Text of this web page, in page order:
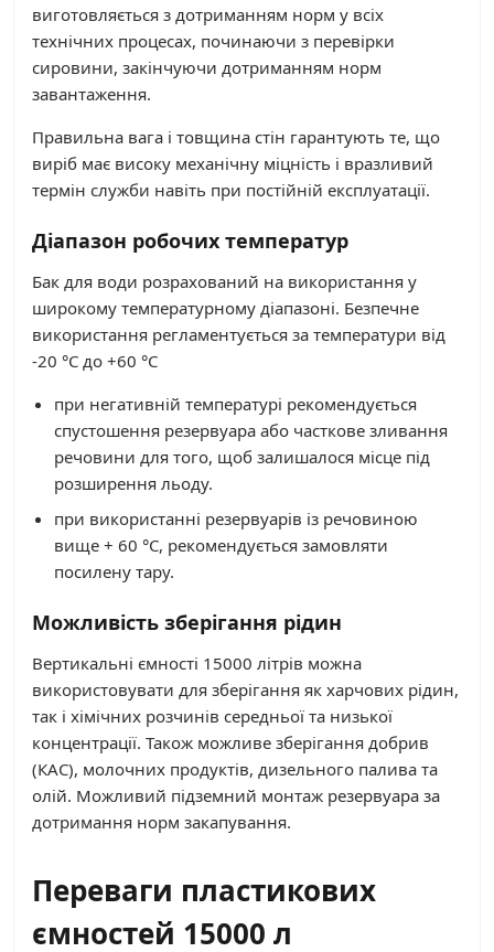
виготовляється з дотриманням норм у всіх
технічних процесах, починаючи з перевірки
сировини, закінчуючи дотриманням норм
завантаження.
Правильна вага і товщина стін гарантують те, що
виріб має високу механічну міцність і вразливий
термін служби навіть при постійній експлуатації.
Діапазон робочих температур
Бак для води розрахований на використання у
широкому температурному діапазоні. Безпечне
використання регламентується за температури від
-20 °C до +60 °C
при негативній температурі рекомендується
спустошення резервуара або часткове зливання
речовини для того, щоб залишалося місце під
розширення льоду.
при використанні резервуарів із речовиною
вище + 60 °C, рекомендується замовляти
посилену тару.
Можливість зберігання рідин
Вертикальні ємності 15000 літрів можна
використовувати для зберігання як харчових рідин,
так і хімічних розчинів середньої та низької
концентрації. Також можливе зберігання добрив
(КАС), молочних продуктів, дизельного палива та
олій. Можливий підземний монтаж резервуара за
дотримання норм закапування.
Переваги пластикових
ємностей 15000 л